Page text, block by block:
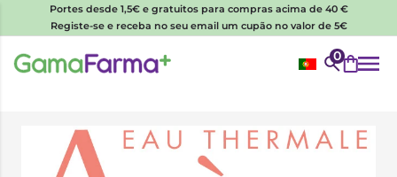
Portes desde 1,5€ e gratuitos para compras acima de 40 €
Registe-se e receba no seu email um cupão no valor de 5€
0